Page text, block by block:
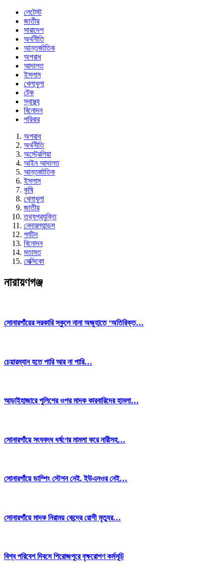
লেটেস্ট
জাতীয়
সারাদেশ
অর্থনীতি
আন্তর্জাতিক
অপরাধ
আদালত
ইসলাম
খেলাধুলা
টেক
স্বাস্থ্য
বিনোদন
পরিবার
অপরাধ
অর্থনীতি
অস্ট্রেলিয়া
আইন আদালত
আন্তর্জাতিক
ইসলাম
কৃষি
খেলাধুলা
জাতীয়
তথ্যপ্রযুক্তি
নেদারল্যান্ডস
পর্যটন
বিনোদন
মতামত
মেক্সিকো
নারায়ণগঞ্জ
সোনারগাঁয়ের সরকারি স্কুলে নানা অজুহাতে ‘অতিরিক্ত…
চেয়ারম্যান হতে পারি আর না পারি…
আড়াইহাজারে পুলিশের ওপর মাদক কারবারিদের হামলা…
সোনারগাঁয়ে সংঘবদ্ধ ধর্ষণের মামলা করে নারীসহ…
সোনারগাঁয়ে ডাম্পিং স্টেশন নেই, ইউএনওর নেই…
সোনারগাঁয়ে মাদক নিরাময় কেন্দ্রে রোগী মৃত্যুর…
বিশ্ব পরিবেশ দিবসে পিরোজপুরে বৃক্ষরোপণ কর্মসূচি